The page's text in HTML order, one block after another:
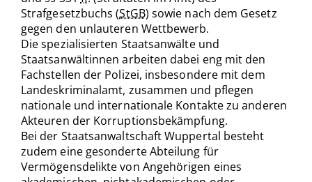
Strafgesetzbuchs (StGB) sowie nach dem Gesetz
gegen den unlauteren Wettbewerb.
Die spezialisierten Staatsanwälte und
Staatsanwältinnen arbeiten dabei eng mit den
Fachstellen der Polizei, insbesondere mit dem
Landeskriminalamt, zusammen und pflegen
nationale und internationale Kontakte zu anderen
Akteuren der Korruptionsbekämpfung.
Bei der Staatsanwaltschaft Wuppertal besteht
zudem eine gesonderte Abteilung für
Vermögensdelikte von Angehörigen eines